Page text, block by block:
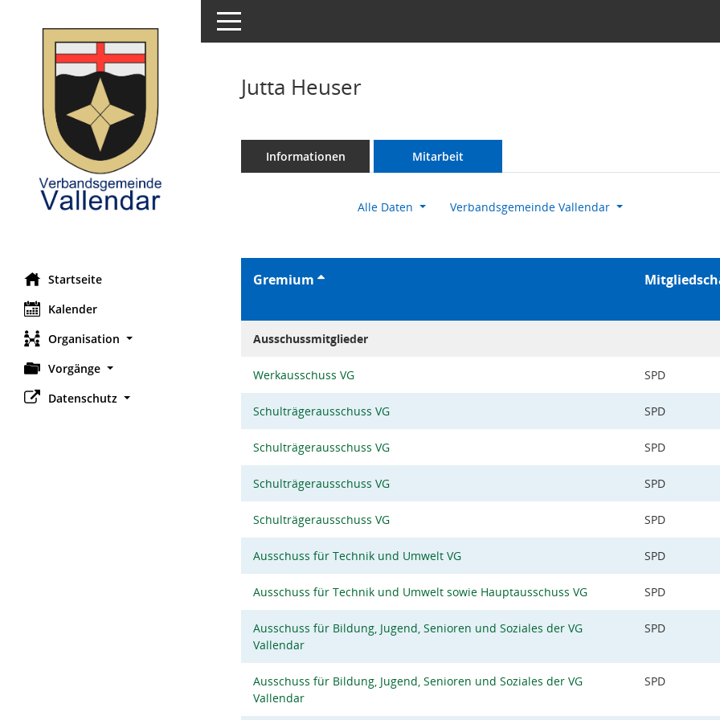
Startseite
Kalender
Organisation
Vorgänge
Datenschutz
Toggle navigation
Jutta Heuser
Informationen Mitarbeit
Alle Daten Verbandsgemeinde Vallendar
Gremium
Ausschussmitglieder
Werkausschuss VG SPD
Schulträgerausschuss VG SPD
Schulträgerausschuss VG SPD
Schulträgerausschuss VG SPD
Schulträgerausschuss VG SPD
Ausschuss für Technik und Umwelt VG SPD
Ausschuss für Technik und Umwelt sowie Hauptausschuss VG SPD
Ausschuss für Bildung, Jugend, Senioren und Soziales der VG
Vallendar
SPD
Ausschuss für Bildung, Jugend, Senioren und Soziales der VG
Vallendar
SPD